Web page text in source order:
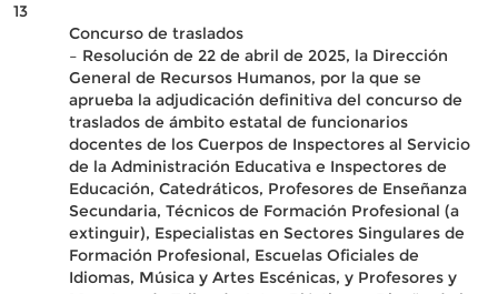
13
Concurso de traslados
– Resolución de 22 de abril de 2025, la Dirección
General de Recursos Humanos, por la que se
aprueba la adjudicación definitiva del concurso de
traslados de ámbito estatal de funcionarios
docentes de los Cuerpos de Inspectores al Servicio
de la Administración Educativa e Inspectores de
Educación, Catedráticos, Profesores de Enseñanza
Secundaria, Técnicos de Formación Profesional (a
extinguir), Especialistas en Sectores Singulares de
Formación Profesional, Escuelas Oficiales de
Idiomas, Música y Artes Escénicas, y Profesores y